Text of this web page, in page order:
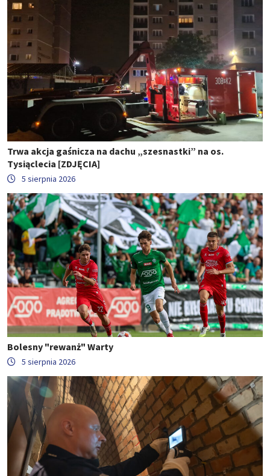
Trwa akcja gaśnicza na dachu „szesnastki” na os.
Tysiąclecia [ZDJĘCIA]
5 sierpnia 2026
Bolesny "rewanż" Warty
5 sierpnia 2026